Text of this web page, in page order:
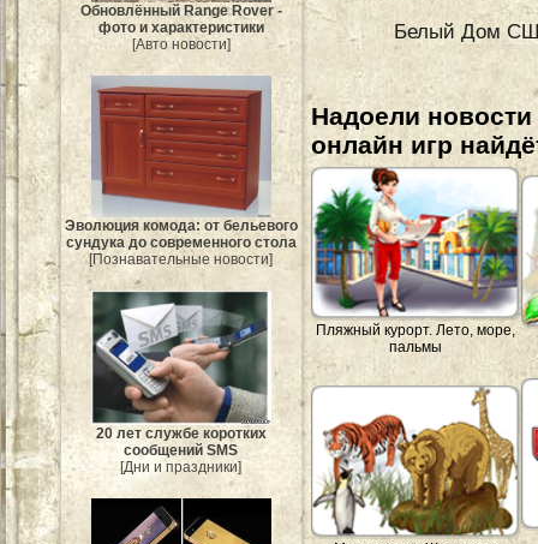
Обновлённый Range Rover -
фото и характеристики
[Авто новости]
Эволюция комода: от бельевого
сундука до современного стола
[Познавательные новости]
20 лет службе коротких
сообщений SMS
[Дни и праздники]
Белый Дом
Надоели
онлайн игр
Пляжный курорт. Лето, море,
пальмы